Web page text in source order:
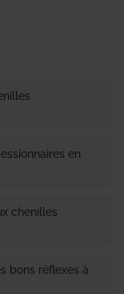
en
chenilles
bons réflexes à